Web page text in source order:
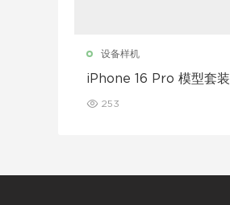
设备样机
iPhone 16 Pro 模型套装
253